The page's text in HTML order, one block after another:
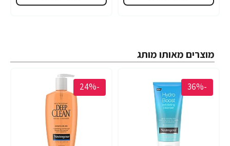
מוצרים מאותו מותג
-36%
-24%